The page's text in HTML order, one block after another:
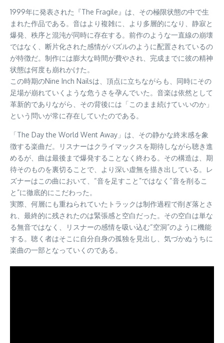
1999年に発表された『The Fragile』は、その極限状態の中で生
まれた作品である。音はより複雑に、より多層的になり、静寂と
爆発、秩序と混沌が同時に存在する。前作のような一直線の崩壊
ではなく、断片化された感情がパズルのように配置されているの
が特徴だ。制作には膨大な時間が費やされ、完成までに彼の精神
状態は何度も崩れかけた。
この時期のNine Inch Nailsは、頂点に立ちながらも、同時にその
足場が崩れていくような危うさを孕んでいた。音楽は依然として
革新的でありながら、その背後には「このまま続けていいのか」
という問いが常に存在していたのである。
「The Day the World Went Away」は、その静かな終末感を象
徴する楽曲だ。リスナーはクライマックスを期待しながら聴き進
めるが、曲は最後まで爆発することなく終わる。その構造は、期
待そのものを裏切ることで、より深い虚無を描き出している。レ
ズナーはこの曲において、“音を足すこと”ではなく“音を削るこ
と”に徹底的にこだわった。
実際、何層にも重ねられていたトラックは制作過程で削ぎ落とさ
れ、最終的に残されたのは緊張感と空白だった。その空白は単な
る無音ではなく、リスナーの感情を吸い込む“空洞”のように機能
する。聴く者はそこに自分自身の孤独を見出し、気づかぬうちに
楽曲の一部となっていくのである。